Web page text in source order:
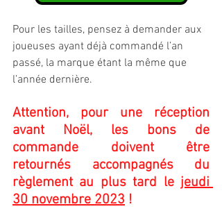
Pour les tailles, pensez à demander aux
joueuses ayant déjà commandé l’an
passé, la marque étant la même que
l’année dernière.
Attention, pour une réception
avant Noël, les bons de
commande doivent être
retournés accompagnés du
règlement au plus tard le jeudi
30 novembre 2023 !